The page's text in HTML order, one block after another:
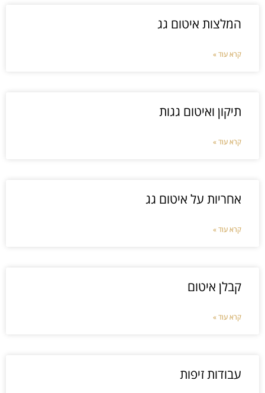
המלצות איטום גג
קרא עוד »
תיקון ואיטום גגות
קרא עוד »
אחריות על איטום גג
קרא עוד »
קבלן איטום
קרא עוד »
עבודות זיפות